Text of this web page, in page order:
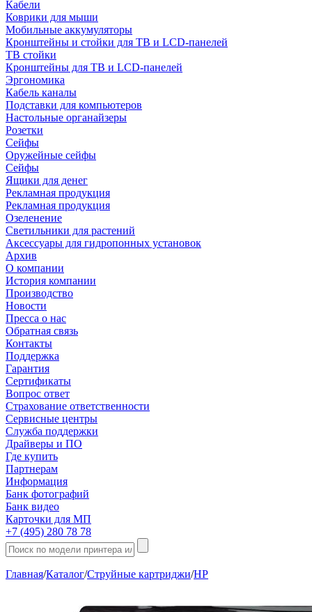
Кабели
Коврики для мыши
Мобильные аккумуляторы
Кронштейны и стойки для ТВ и LCD-панелей
ТВ стойки
Кронштейны для ТВ и LCD-панелей
Эргономика
Кабель каналы
Подставки для компьютеров
Настольные органайзеры
Розетки
Сейфы
Оружейные сейфы
Сейфы
Ящики для денег
Рекламная продукция
Рекламная продукция
Озеленение
Светильники для растений
Аксессуары для гидропонных установок
Архив
О компании
История компании
Производство
Новости
Пресса о нас
Обратная связь
Контакты
Поддержка
Гарантия
Сертификаты
Вопрос ответ
Страхование ответственности
Сервисные центры
Служба поддержки
Драйверы и ПО
Где купить
Партнерам
Информация
Банк фотографий
Банк видео
Карточки для МП
+7 (495) 280 78 78
Главная/Каталог/Струйные картриджи/HP